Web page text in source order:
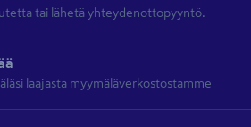
tai lähetä yhteydenottopyyntö.
laajasta myymäläverkostostamme